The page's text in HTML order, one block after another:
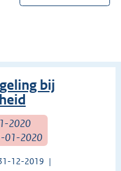
bij
2020
01-2020
12-2019